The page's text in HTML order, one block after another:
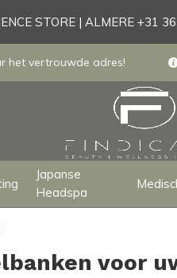
Japanse
Headspa
het vertrouwde adres!
STORE | ALMERE +31
voor